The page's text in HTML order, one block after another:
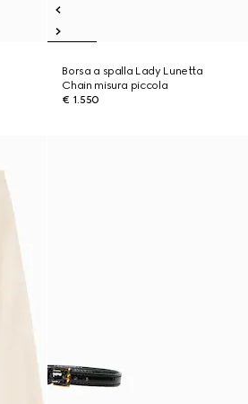
Borsa a spalla Lady Lunetta
Chain misura piccola
€ 1.550